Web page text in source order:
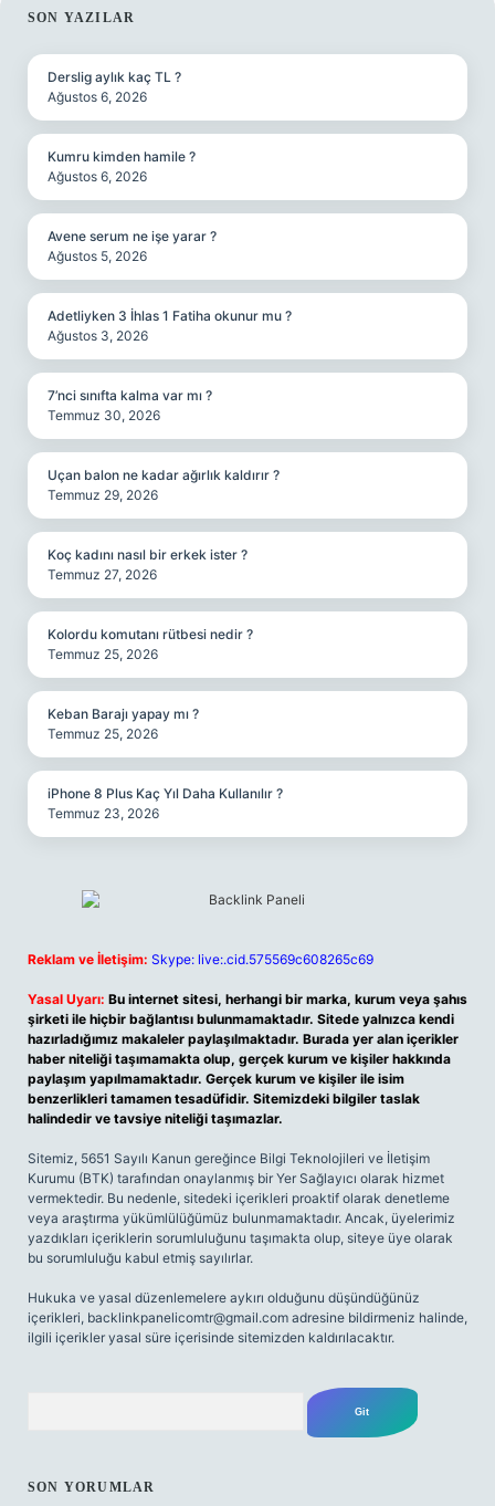
SIDEBAR
SON YAZILAR
Derslig aylık kaç TL ?
Ağustos 6, 2026
Kumru kimden hamile ?
Ağustos 6, 2026
Avene serum ne işe yarar ?
Ağustos 5, 2026
Adetliyken 3 İhlas 1 Fatiha okunur mu ?
Ağustos 3, 2026
7’nci sınıfta kalma var mı ?
Temmuz 30, 2026
Uçan balon ne kadar ağırlık kaldırır ?
Temmuz 29, 2026
Koç kadını nasıl bir erkek ister ?
Temmuz 27, 2026
Kolordu komutanı rütbesi nedir ?
Temmuz 25, 2026
Keban Barajı yapay mı ?
Temmuz 25, 2026
iPhone 8 Plus Kaç Yıl Daha Kullanılır ?
Temmuz 23, 2026
Reklam ve İletişim: Skype: live:.cid.575569c608265c69
Yasal Uyarı: Bu internet sitesi, herhangi bir marka, kurum veya şahıs
şirketi ile hiçbir bağlantısı bulunmamaktadır. Sitede yalnızca kendi
hazırladığımız makaleler paylaşılmaktadır. Burada yer alan içerikler
haber niteliği taşımamakta olup, gerçek kurum ve kişiler hakkında
paylaşım yapılmamaktadır. Gerçek kurum ve kişiler ile isim
benzerlikleri tamamen tesadüfidir. Sitemizdeki bilgiler taslak
halindedir ve tavsiye niteliği taşımazlar.
Sitemiz, 5651 Sayılı Kanun gereğince Bilgi Teknolojileri ve İletişim
Kurumu (BTK) tarafından onaylanmış bir Yer Sağlayıcı olarak hizmet
vermektedir. Bu nedenle, sitedeki içerikleri proaktif olarak denetleme
veya araştırma yükümlülüğümüz bulunmamaktadır. Ancak, üyelerimiz
yazdıkları içeriklerin sorumluluğunu taşımakta olup, siteye üye olarak
bu sorumluluğu kabul etmiş sayılırlar.
Hukuka ve yasal düzenlemelere aykırı olduğunu düşündüğünüz
içerikleri, backlinkpanelicomtr@gmail.com adresine bildirmeniz halinde,
ilgili içerikler yasal süre içerisinde sitemizden kaldırılacaktır.
SON YORUMLAR